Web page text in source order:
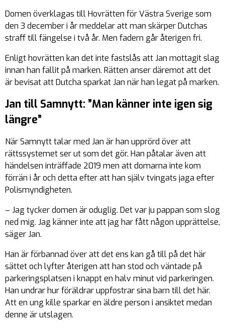
Domen överklagas till Hovrätten för Västra Sverige som
den 3 december i år meddelar att man skärper Dutchas
straff till fängelse i två år. Men fadern går återigen fri.
Enligt hovrätten kan det inte fastslås att Jan mottagit slag
innan han fallit på marken. Rätten anser däremot att det
är bevisat att Dutcha sparkat Jan när han legat på marken.
Jan till Samnytt: ”Man känner inte igen sig
längre”
När Samnytt talar med Jan är han upprörd över att
rättssystemet ser ut som det gör. Han påtalar även att
händelsen inträffade 2019 men att domarna inte kom
förrän i år och detta efter att han själv tvingats jaga efter
Polismyndigheten.
– Jag tycker domen är oduglig. Det var ju pappan som slog
ned mig. Jag känner inte att jag har fått någon upprättelse,
säger Jan.
Han är förbannad över att det ens kan gå till på det här
sättet och lyfter återigen att han stod och väntade på
parkeringsplatsen i knappt en halv minut vid parkeringen.
Han undrar hur föräldrar uppfostrar sina barn till det här.
Att en ung kille sparkar en äldre person i ansiktet medan
denne är utslagen.